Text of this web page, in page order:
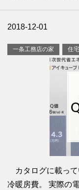
2018-12-01
一条工務店の家 住宅
カタログに載って
冷暖房費。 実際の